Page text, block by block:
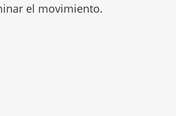
el movimiento.